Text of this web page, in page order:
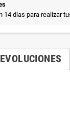
14 días para realizar